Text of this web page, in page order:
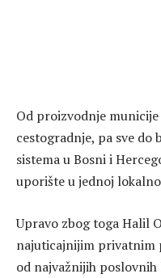
Od proizvodnje
cestogradnje, pa sve do
sistema u Bosni i
uporište u jednoj
Upravo zbog toga Halil
najuticajnijim privatnim
od najvažnijih